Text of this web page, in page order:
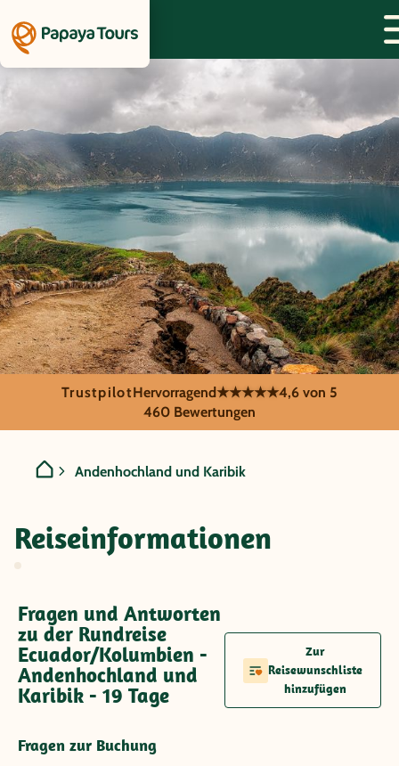
Ecuador/Kolumbien -
TrustpilotHervorragend★★★★★4,6 von 5
460 Bewertungen
Andenhochland und Karibik
Reiseinformationen
Fragen und Antworten
zu der Rundreise
Ecuador/Kolumbien -
Andenhochland und
Karibik - 19 Tage
Zur
Reisewunschliste
hinzufügen
Fragen zur Buchung